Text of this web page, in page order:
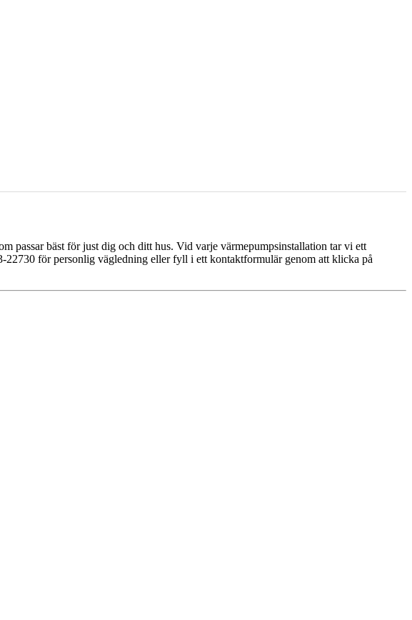
passar bäst för just dig och ditt hus. Vid varje värmepumpsinstallation tar vi ett
för personlig vägledning eller fyll i ett kontaktformulär genom att klicka på